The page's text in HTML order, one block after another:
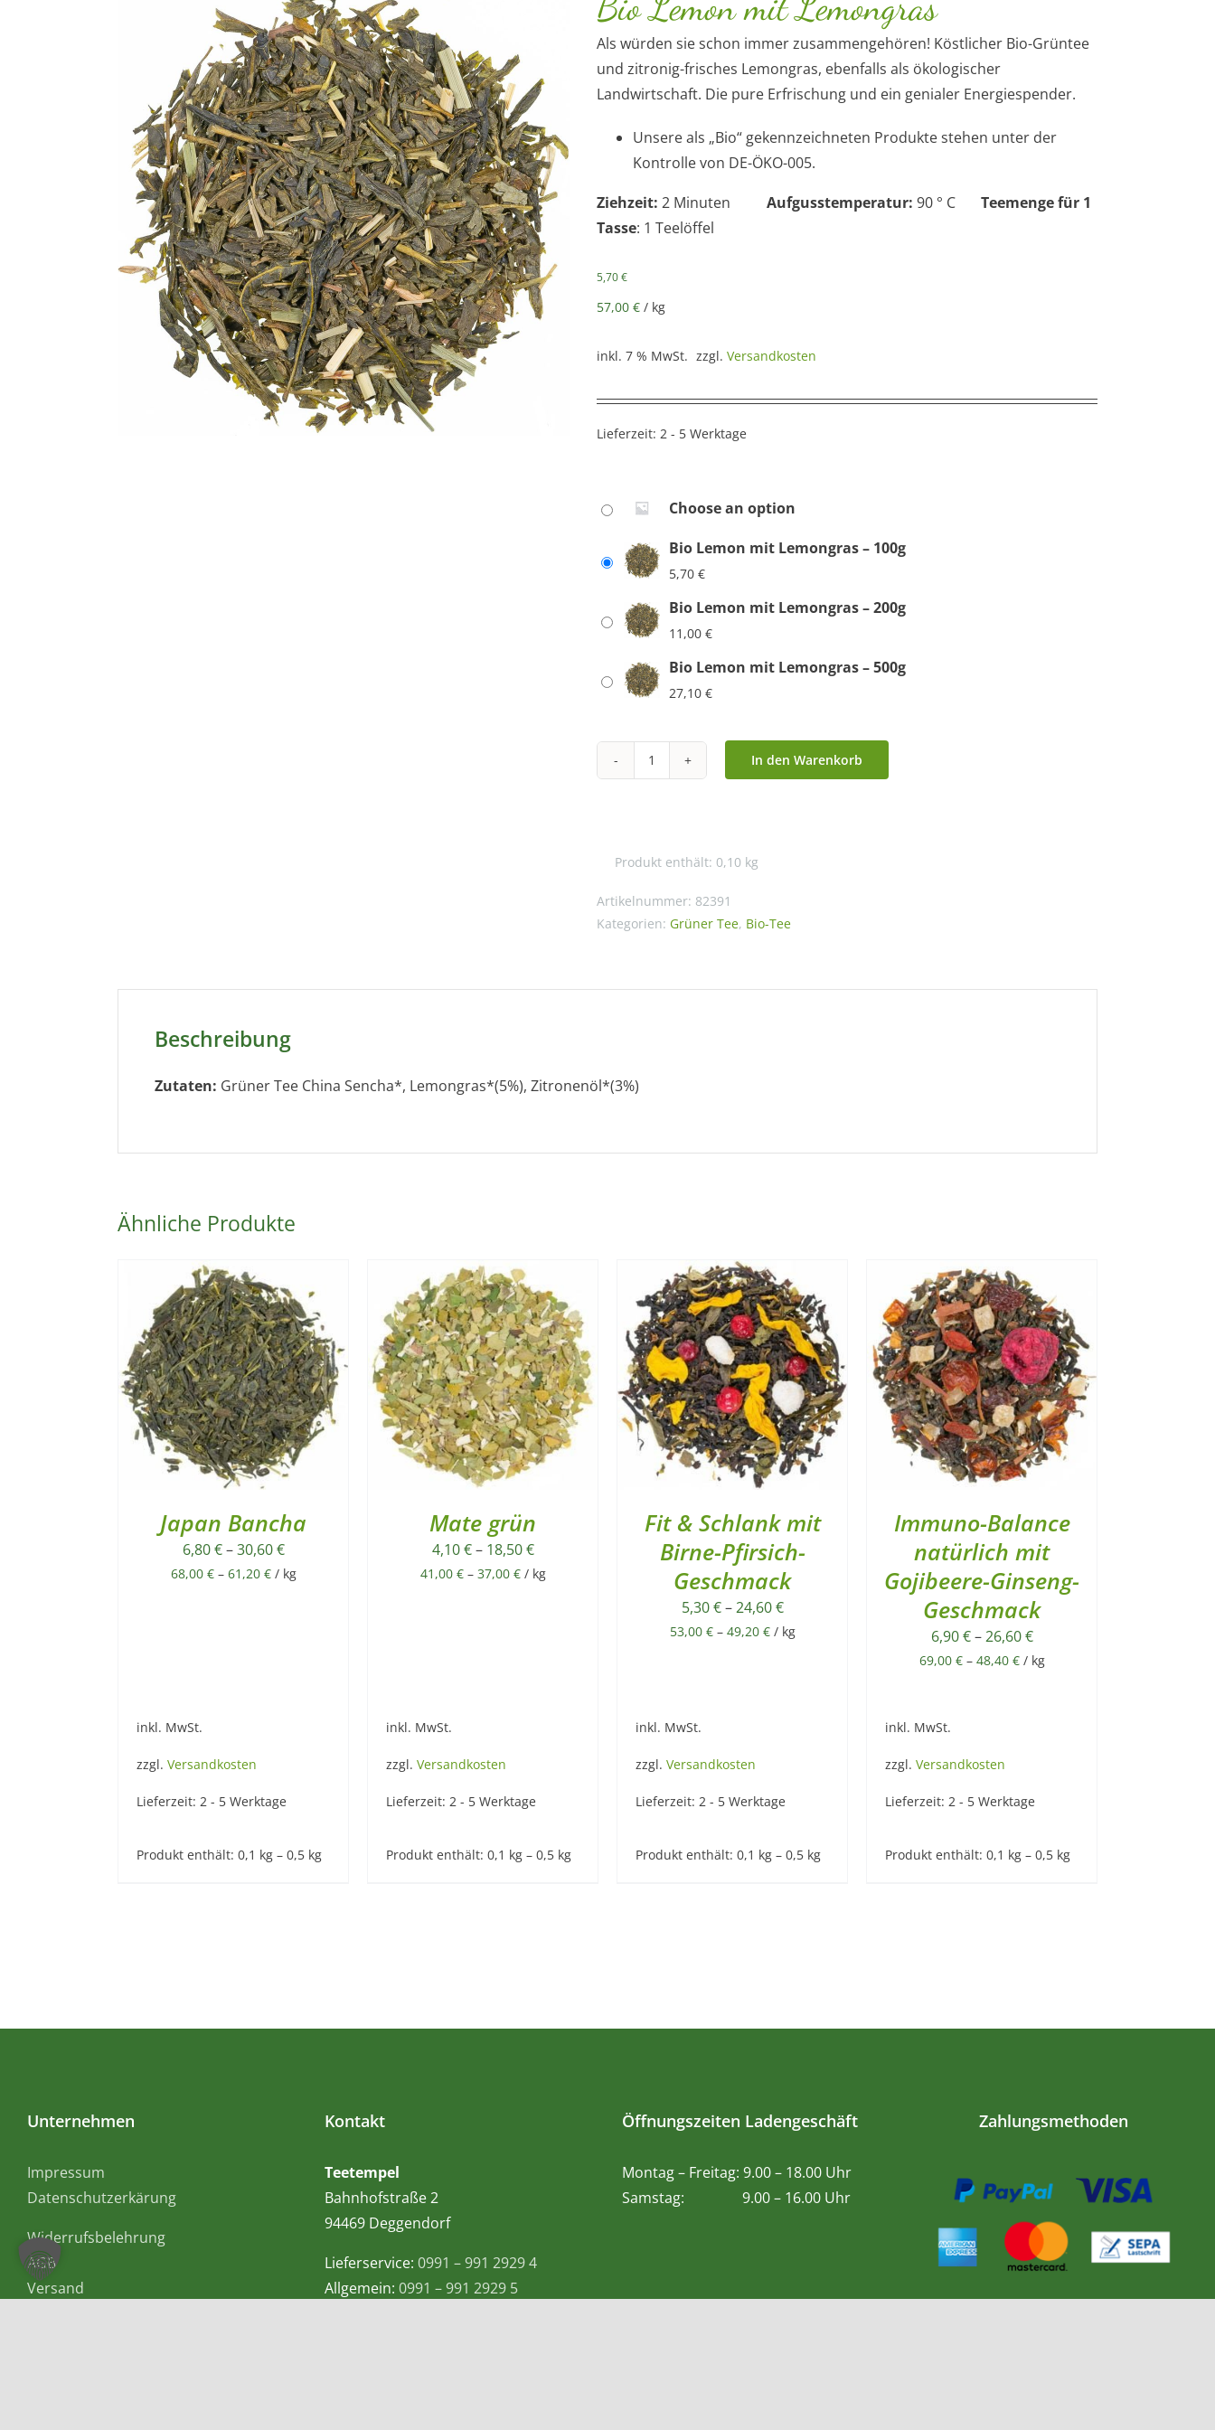
Als würden sie schon immer zusammengehören! Köstlicher Bio-Grüntee
und zitronig-frisches Lemongras, ebenfalls als ökologischer
Landwirtschaft. Die pure Erfrischung und ein genialer Energiespender.
Unsere als „Bio“ gekennzeichneten Produkte stehen unter der
Kontrolle von DE-ÖKO-005.
Ziehzeit: 2 Minuten Aufgusstemperatur: 90 ° C Teemenge für 1
Tasse: 1 Teelöffel
5,70€
57,00 € / kg
inkl. 7 % MwSt. zzgl. Versandkosten
Lieferzeit: 2 - 5 Werktage
Choose an option
Bio Lemon mit Lemongras – 100g
5,70 €
Bio Lemon mit Lemongras – 200g
11,00 €
Bio Lemon mit Lemongras – 500g
27,10 €
Bio
Menge
In den Warenkorb
Produkt enthält: 0,10 kg
Artikelnummer: 82391
Kategorien: Grüner Tee, Bio-Tee
Beschreibung
Zutaten: Grüner Tee China Sencha*, Lemongras*(5%), Zitronenöl*(3%)
Ähnliche Produkte
Japan Bancha
6,80€–30,60€
68,00 €– 61,20 €/ kg
inkl. MwSt.
zzgl. Versandkosten
Lieferzeit: 2 - 5 Werktage
Produkt enthält: 0,1 kg – 0,5 kg
Mate grün
4,10€– 18,50€
41,00 €– 37,00 €/ kg
inkl. MwSt.
zzgl. Versandkosten
Lieferzeit: 2 - 5 Werktage
Produkt enthält: 0,1 kg – 0,5 kg
Fit & Schlank mit
Birne-Pfirsich-
Geschmack
5,30€–24,60€
53,00 €– 49,20 €/ kg
inkl. MwSt.
zzgl. Versandkosten
Lieferzeit: 2 - 5 Werktage
Produkt enthält: 0,1 kg – 0,5 kg
Immuno-Balance
natürlich mit
Gojibeere-Ginseng-
Geschmack
6,90€–26,60€
69,00 €– 48,40 €/ kg
inkl. MwSt.
zzgl. Versandkosten
Lieferzeit: 2 - 5 Werktage
Produkt enthält: 0,1 kg – 0,5 kg
Unternehmen
Impressum
Datenschutzerkärung
Widerrufsbelehrung
AGB
Versand
Kontakt
Teetempel
Bahnhofstraße 2
94469 Deggendorf
Lieferservice: 0991 – 991 2929 4
Allgemein: 0991 – 991 2929 5
Öffnungszeiten Ladengeschäft
Montag – Freitag: 9.00 – 18.00 Uhr
Samstag: 9.00 – 16.00 Uhr
Zahlungsmethoden